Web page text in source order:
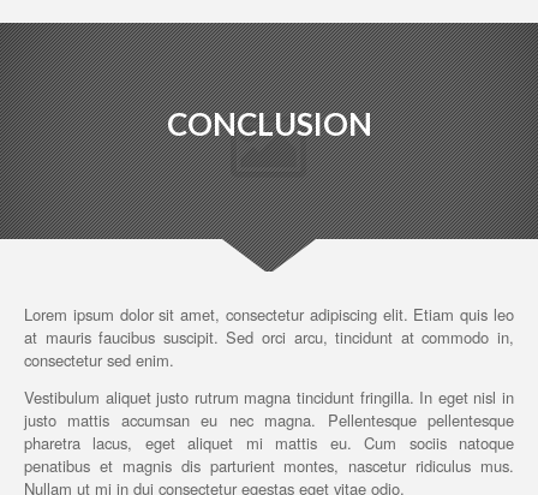
CONCLUSION
Lorem ipsum dolor sit amet, consectetur adipiscing elit. Etiam quis leo
at mauris faucibus suscipit. Sed orci arcu, tincidunt at commodo in,
consectetur sed enim.
Vestibulum aliquet justo rutrum magna tincidunt fringilla. In eget nisl in
justo mattis accumsan eu nec magna. Pellentesque pellentesque
pharetra lacus, eget aliquet mi mattis eu. Cum sociis natoque
penatibus et magnis dis parturient montes, nascetur ridiculus mus.
Nullam ut mi in dui consectetur egestas eget vitae odio.